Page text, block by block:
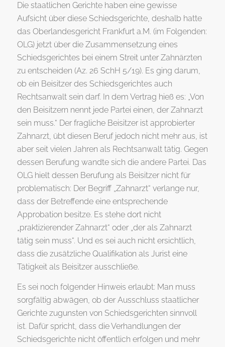
Die staatlichen Gerichte haben eine gewisse
Aufsicht über diese Schiedsgerichte, deshalb hatte
das Oberlandesgericht Frankfurt a.M. (im Folgenden:
OLG) jetzt über die Zusammensetzung eines
Schiedsgerichtes bei einem Streit unter Zahnärzten
zu entscheiden (Az. 26 SchH 5/19). Es ging darum,
ob ein Beisitzer des Schiedsgerichtes auch
Rechtsanwalt sein darf. In dem Vertrag hieß es: „Von
den Beisitzern nennt jede Partei einen, der Zahnarzt
sein muss.“ Der fragliche Beisitzer ist approbierter
Zahnarzt, übt diesen Beruf jedoch nicht mehr aus, ist
aber seit vielen Jahren als Rechtsanwalt tätig. Gegen
dessen Berufung wandte sich die andere Partei. Das
OLG hielt dessen Berufung als Beisitzer nicht für
problematisch: Der Begriff „Zahnarzt“ verlange nur,
dass der Betreffende eine entsprechende
Approbation besitze. Es stehe dort nicht
„praktizierender Zahnarzt“ oder „der als Zahnarzt
tätig sein muss“. Und es sei auch nicht ersichtlich,
dass die zusätzliche Qualifikation als Jurist eine
Tätigkeit als Beisitzer ausschließe.
Es sei noch folgender Hinweis erlaubt: Man muss
sorgfältig abwägen, ob der Ausschluss staatlicher
Gerichte zugunsten von Schiedsgerichten sinnvoll
ist. Dafür spricht, dass die Verhandlungen der
Schiedsgerichte nicht öffentlich erfolgen und mehr